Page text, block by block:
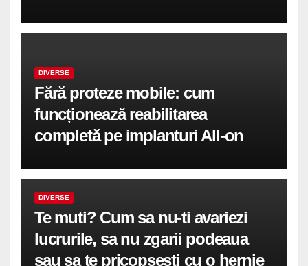
DIVERSE
Fără proteze mobile: cum
funcționează reabilitarea
completă pe implanturi All-on
DIVERSE
Te muti? Cum sa nu-ti avariezi
lucrurile, sa nu zgarii podeaua
sau sa te pricopsesti cu o hernie